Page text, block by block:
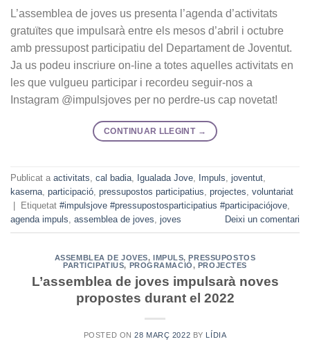
L’assemblea de joves us presenta l’agenda d’activitats
gratuïtes que impulsarà entre els mesos d’abril i octubre
amb pressupost participatiu del Departament de Joventut.
Ja us podeu inscriure on-line a totes aquelles activitats en
les que vulgueu participar i recordeu seguir-nos a
Instagram @impulsjoves per no perdre-us cap novetat!
CONTINUAR LLEGINT →
Publicat a activitats, cal badia, Igualada Jove, Impuls, joventut,
kaserna, participació, pressupostos participatius, projectes, voluntariat
Etiquetat #impulsjove #pressupostosparticipatius #participaciójove,
agenda impuls, assemblea de joves, joves Deixi un comentari
ASSEMBLEA DE JOVES, IMPULS,PRESSUPOSTOS
PARTICIPATIUS, PROGRAMACIÓ, PROJECTES
L’assemblea de joves impulsarà noves
propostes durant el 2022
POSTED ON28 MARÇ 2022 BY LÍDIA